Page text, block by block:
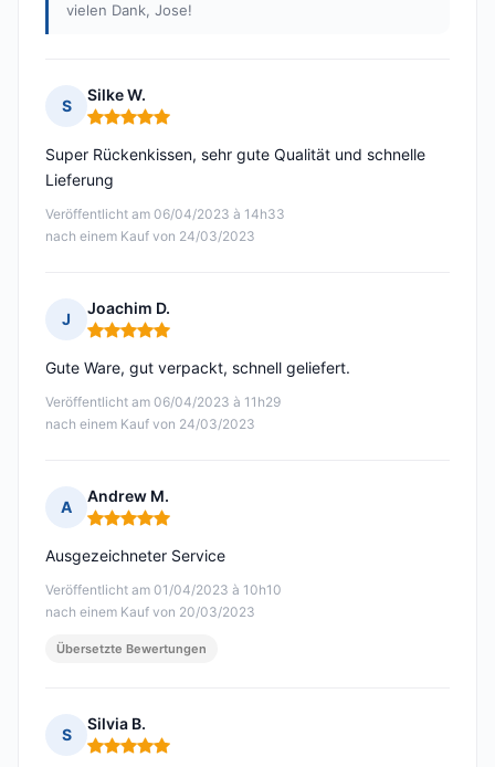
vielen Dank, Jose!
S
Silke W.
Hinweis: 5 von 5
Veröffentlicht am 06/04/2023 à 14h33
nach einem Kauf von 24/03/2023
Super Rückenkissen, sehr gute Qualität und schnelle
Lieferung
J
Joachim D.
Hinweis: 5 von 5
Veröffentlicht am 06/04/2023 à 11h29
nach einem Kauf von 24/03/2023
Gute Ware, gut verpackt, schnell geliefert.
A
Andrew M.
Hinweis: 5 von 5
Veröffentlicht am 01/04/2023 à 10h10
nach einem Kauf von 20/03/2023
Ausgezeichneter Service
Übersetzte Bewertungen
S
Silvia B.
Hinweis: 5 von 5